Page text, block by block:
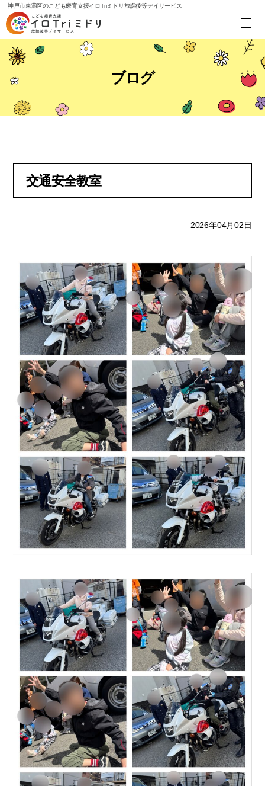
神戸市東灘区のこども療育支援イロTriミドリ放課後等デイサービス
ブログ
交通安全教室
2026年04月02日